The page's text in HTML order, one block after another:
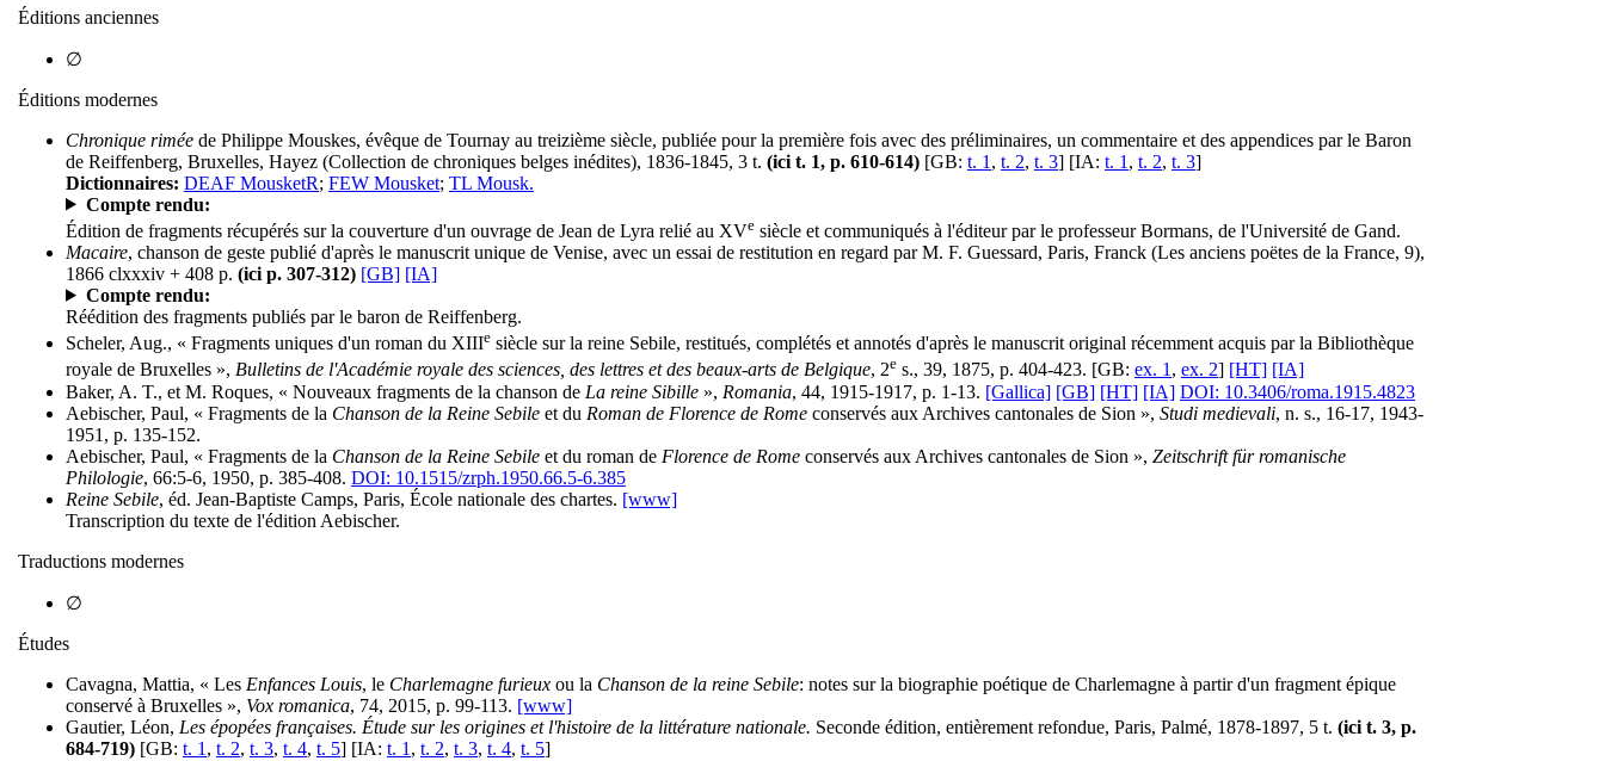
Éditions anciennes
∅
Éditions modernes
Chronique rimée de Philippe Mouskes, évêque de Tournay au treizième siècle, publiée pour la première fois avec des préliminaires, un commentaire et des appendices par le Baron
de Reiffenberg, Bruxelles, Hayez (Collection de chroniques belges inédites), 1836-1845, 3 t. (ici t. 1, p. 610-614) [GB: t. 1 , t. 2, t. 3] [IA: t. 1 , t. 2, t. 3]
Dictionnaires: DEAF MousketR; FEW Mousket; TL Mousk.
Compte rendu:
Édition de fragments récupérés sur la couverture d'un ouvrage de Jean de Lyra relié au XVe siècle et communiqués à l'éditeur par le professeur Bormans, de l'Université de Gand.
Macaire, chanson de geste publié d'après le manuscrit unique de Venise, avec un essai de restitution en regard par M. F. Guessard, Paris, Franck (Les anciens poëtes de la France, 9),
1866 clxxxiv + 408 p. (ici p. 307-312) [GB] [IA]
Compte rendu:
Réédition des fragments publiés par le baron de Reiffenberg.
Scheler, Aug., « Fragments uniques d'un roman du XIIIe siècle sur la reine Sebile, restitués, complétés et annotés d'après le manuscrit original récemment acquis par la Bibliothèque
royale de Bruxelles », Bulletins de l'Académie royale des sciences, des lettres et des beaux-arts de Belgique, 2e s., 39, 1875, p. 404-423. [GB: ex. 1, ex. 2] [HT] [IA]
Baker, A. T., et M. Roques, « Nouveaux fragments de la chanson de La reine Sibille », Romania, 44, 1915-1917, p. 1-13. [Gallica] [GB] [HT] [IA] DOI: 10.3406/roma.1915.4823
Aebischer, Paul, « Fragments de la Chanson de la Reine Sebile et du Roman de Florence de Rome conservés aux Archives cantonales de Sion », Studi medievali, n. s., 16-17, 1943-
1951, p. 135-152.
Aebischer, Paul, « Fragments de la Chanson de la Reine Sebile et du roman de Florence de Rome conservés aux Archives cantonales de Sion », Zeitschrift für romanische
Philologie, 66:5-6, 1950, p. 385-408. DOI: 10.1515/zrph.1950.66.5-6.385
Reine Sebile, éd. Jean-Baptiste Camps, Paris, École nationale des chartes. [www]
Transcription du texte de l'édition Aebischer.
Traductions modernes
∅
Études
Cavagna, Mattia, « Les Enfances Louis, le Charlemagne furieux ou la Chanson de la reine Sebile: notes sur la biographie poétique de Charlemagne à partir d'un fragment épique
conservé à Bruxelles », Vox romanica, 74, 2015, p. 99-113. [www]
Gautier, Léon, Les épopées françaises. Étude sur les origines et l'histoire de la littérature nationale. Seconde édition, entièrement refondue, Paris, Palmé, 1878-1897, 5 t. (ici t. 3, p.
684-719) [GB: t. 1 , t. 2, t. 3, t. 4, t. 5] [IA: t. 1 , t. 2, t. 3, t. 4, t. 5]